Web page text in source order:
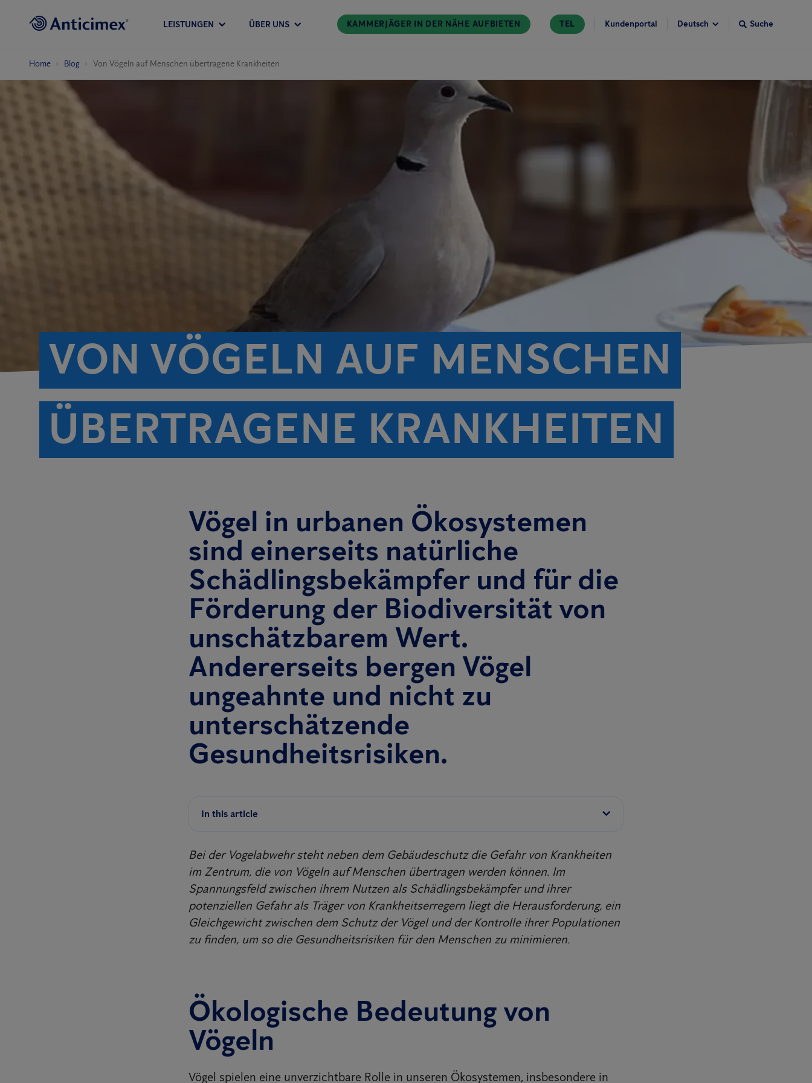
LEISTUNGEN ÜBER UNS KAMMERJÄGER IN DER NÄHE AUFBIETEN TEL Kundenportal Suche
Home Blog Von Vögeln auf Menschen übertragene Krankheiten
VON VÖGELN AUF MENSCHEN
ÜBERTRAGENE KRANKHEITEN
Vögel in urbanen Ökosystemen
sind einerseits natürliche
Schädlingsbekämpfer und für die
Förderung der Biodiversität von
unschätzbarem Wert.
Andererseits bergen Vögel
ungeahnte und nicht zu
unterschätzende
Gesundheitsrisiken.
In this article
Bei der Vogelabwehr steht neben dem Gebäudeschutz die Gefahr von Krankheiten
im Zentrum, die von Vögeln auf Menschen übertragen werden können. Im
Spannungsfeld zwischen ihrem Nutzen als Schädlingsbekämpfer und ihrer
potenziellen Gefahr als Träger von Krankheitserregern liegt die Herausforderung, ein
Gleichgewicht zwischen dem Schutz der Vögel und der Kontrolle ihrer Populationen
zu finden, um so die Gesundheitsrisiken für den Menschen zu minimieren.
Ökologische Bedeutung von
Vögeln
Vögel spielen eine unverzichtbare Rolle in unseren Ökosystemen, insbesondere in